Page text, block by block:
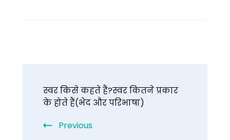
Navigation
स्वर किसे कहते हैं?स्वर कितने प्रकार
के होते हैं(भेद और परिभाषा)
Previous